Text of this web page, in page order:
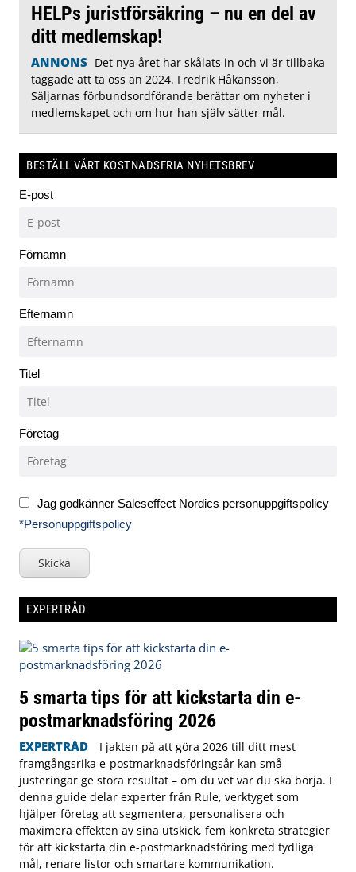
HELPs juristförsäkring – nu en del av
ditt medlemskap!
ANNONS Det nya året har skålats in och vi är tillbaka
taggade att ta oss an 2024. Fredrik Håkansson,
Säljarnas förbundsordförande berättar om nyheter i
medlemskapet och om hur han själv sätter mål.
BESTÄLL VÅRT KOSTNADSFRIA NYHETSBREV
E-post
Förnamn
Efternamn
Titel
Företag
Jag godkänner Saleseffect Nordics personuppgiftspolicy
*Personuppgiftspolicy
Skicka
EXPERTRÅD
5 smarta tips för att kickstarta din e-
postmarknadsföring 2026
EXPERTRÅD
I jakten på att göra 2026 till ditt mest
framgångsrika e-postmarknadsföringsår kan små
justeringar ge stora resultat – om du vet var du ska börja. I
denna guide delar experter från Rule, verktyget som
hjälper företag att segmentera, personalisera och
maximera effekten av sina utskick, fem konkreta strategier
för att kickstarta din e-postmarknadsföring med tydliga
mål, renare listor och smartare kommunikation.